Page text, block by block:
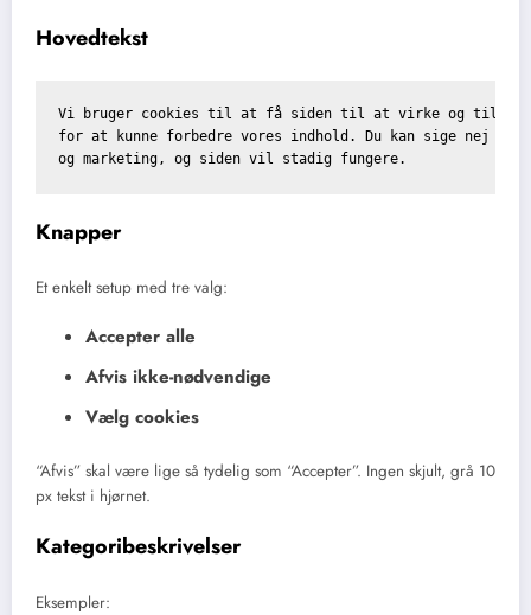
Hovedtekst
Vi bruger cookies til at få siden til at virke og til
for at kunne forbedre vores indhold. Du kan sige nej
Knapper
Et enkelt setup med tre valg:
Accepter alle
Afvis ikke-nødvendige
Vælg cookies
“Afvis” skal være lige så tydelig som “Accepter”. Ingen skjult, grå 10
px tekst i hjørnet.
Kategoribeskrivelser
Eksempler: